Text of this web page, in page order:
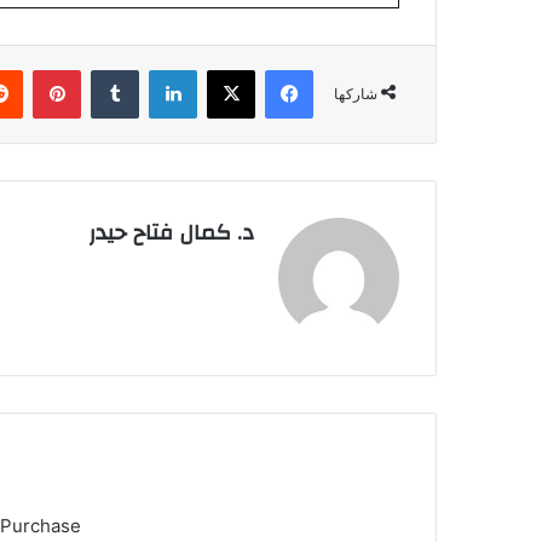
شاركها
فيسبوك ‫X لينكدإن
د. كمال فتاح حيدر